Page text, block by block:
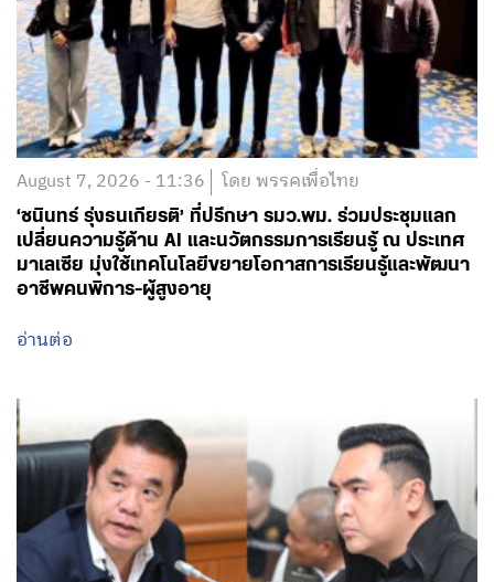
August 7, 2026 - 11:36 โดย พรรคเพื่อไทย
‘ชนินทร์ รุ่งธนเกียรติ’ ที่ปรึกษา รมว.พม. ร่วมประชุมแลก
เปลี่ยนความรู้ด้าน AI และนวัตกรรมการเรียนรู้ ณ ประเทศ
มาเลเซีย มุ่งใช้เทคโนโลยีขยายโอกาสการเรียนรู้และพัฒนา
อาชีพคนพิการ-ผู้สูงอายุ
อ่านต่อ